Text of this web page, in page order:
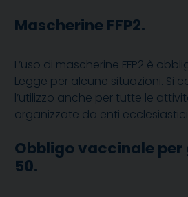
Mascherine FFP2.
L’uso di mascherine FFP2 è
Legge per alcune situazioni. Si
l’utilizzo anche per tutte le
organizzate da enti
Obbligo vaccinale per
50.